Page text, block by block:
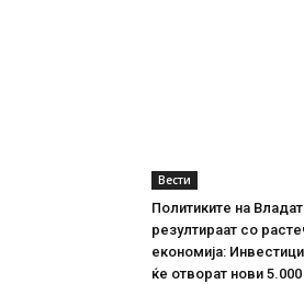
Вести
Политиките на
резултираат со
економија:
ќе отворат нови